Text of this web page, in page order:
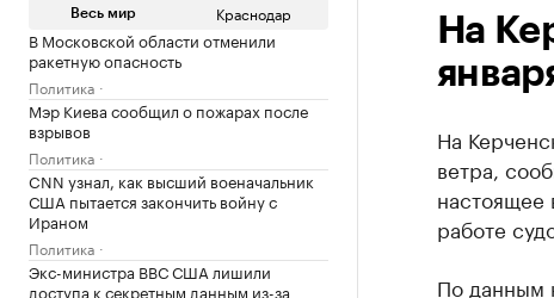
Весь мир Краснодар
В Московской области отменили
ракетную опасность
Политика
Мэр Киева сообщил о пожарах после
взрывов
Политика
CNN узнал, как высший военачальник
США пытается закончить войну с
Ираном
Политика
Экс-министра ВВС США лишили
доступа к секретным данным из-за
На
На
ветра,
настоящее
работе
По данным